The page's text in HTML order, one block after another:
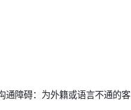
障碍：为外籍或语言不通的客